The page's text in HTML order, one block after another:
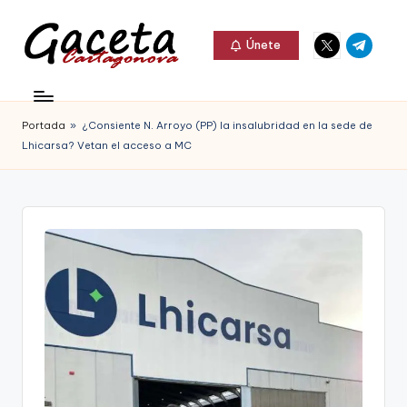
Saltar
contenido
c
e
t
Gaceta
Cartagonova,
La
que
informa
Cartagena,
Cartagena,
Únete
Elemento
del
Elemento
del
Portada » ¿Consiente N. Arroyo (PP) la insalubridad en la sede de
Lhicarsa? Vetan el acceso a MC